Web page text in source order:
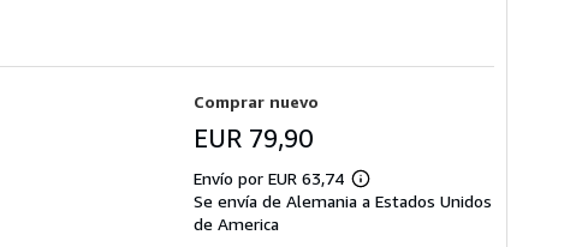
Comprar nuevo
EUR 79,90
Envío por EUR 63,74
Más
información
Se envía de Alemania a Estados Unidos
de America